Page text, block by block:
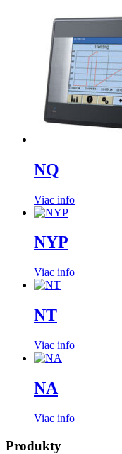
NQ
Viac info
NYP
Viac info
NT
Viac info
NA
Viac info
Produkty